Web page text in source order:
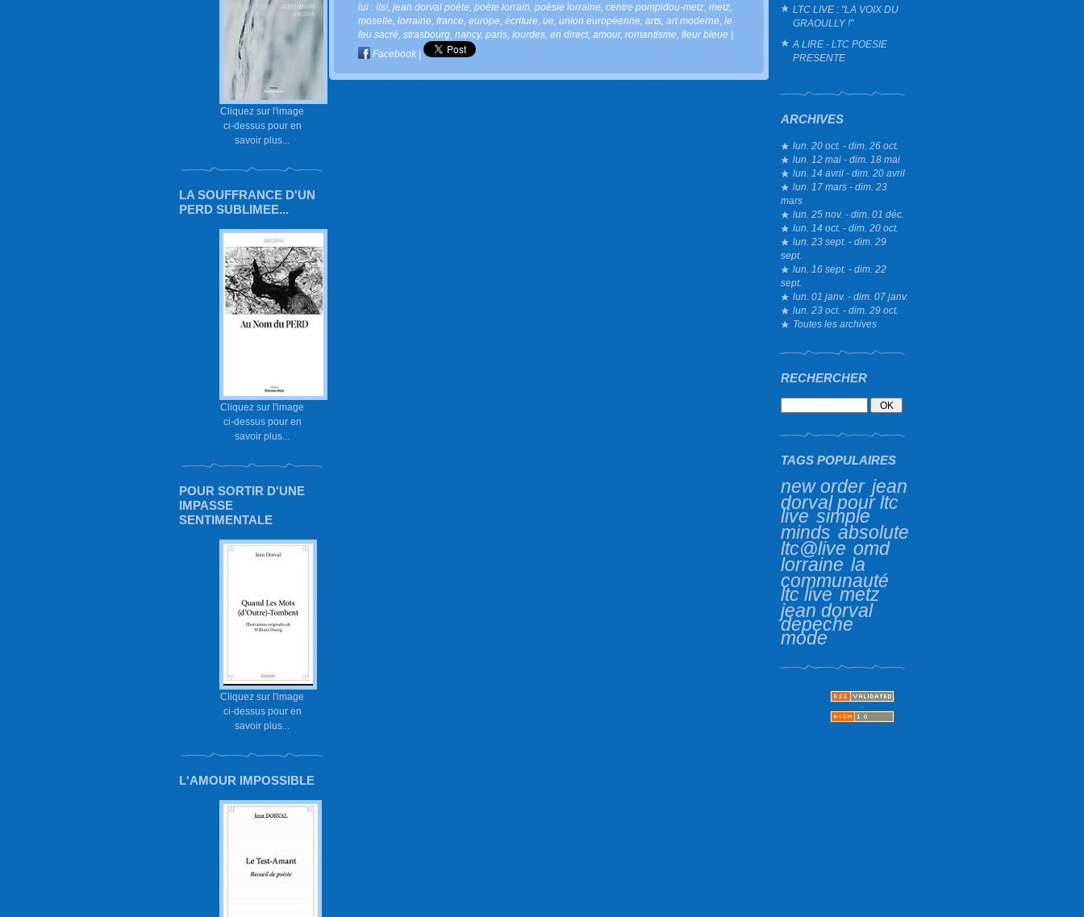
Cliquez sur l'image
ci-dessus pour en
savoir plus...
LA SOUFFRANCE D'UN
PERD SUBLIMEE...
Cliquez sur l'image
ci-dessus pour en
savoir plus...
POUR SORTIR D'UNE
IMPASSE
SENTIMENTALE
Cliquez sur l'image
ci-dessus pour en
savoir plus...
L'AMOUR IMPOSSIBLE
LTC LIVE : "LA VOIX DU
GRAOULLY !"
A LIRE - LTC POESIE
PRESENTE
ARCHIVES
lun. 20 oct. - dim. 26 oct.
lun. 12 mai - dim. 18 mai
lun. 14 avril - dim. 20 avril
lun. 17 mars - dim. 23
mars
lun. 25 nov. - dim. 01 déc.
lun. 14 oct. - dim. 20 oct.
lun. 23 sept. - dim. 29
sept.
lun. 16 sept. - dim. 22
sept.
lun. 01 janv. - dim. 07 janv.
lun. 23 oct. - dim. 29 oct.
Toutes les archives
RECHERCHER
TAGS POPULAIRES
new order jean
dorval pour ltc
live simple
minds absolute
ltc@live omd
lorraine la
communauté
ltc live metz
jean dorval
depeche
mode
lui : ils! jean dorval poète poète lorrain poèsie lorraine centre pompidou-metz metz
moselle lorraine france europe écriture ue union européenne arts art moderne le
feu sacré strasbourg nancy, paris lourdes en direct, amour, romantisme fleur bleue |
Facebook |